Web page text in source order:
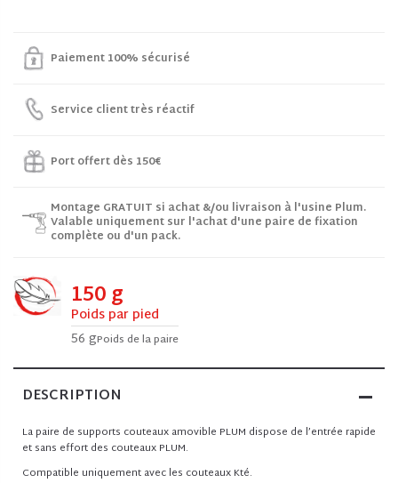
Paiement 100% sécurisé
Service client très réactif
Port offert dès 150€
Montage GRATUIT si achat &/ou livraison à l'usine Plum.
Valable uniquement sur l'achat d'une paire de fixation
complète ou d'un pack.
150 g
Poids par pied
56 gPoids de la paire
DESCRIPTION
La paire de supports couteaux amovible PLUM dispose de l’entrée rapide
et sans effort des couteaux PLUM.
Compatible uniquement avec les couteaux Kté.